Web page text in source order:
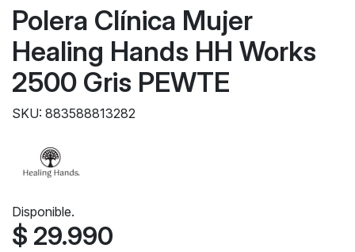
Polera Clínica Mujer
Healing Hands HH Works
2500 Gris PEWTE
SKU: 883588813282
Disponible.
$ 29.990